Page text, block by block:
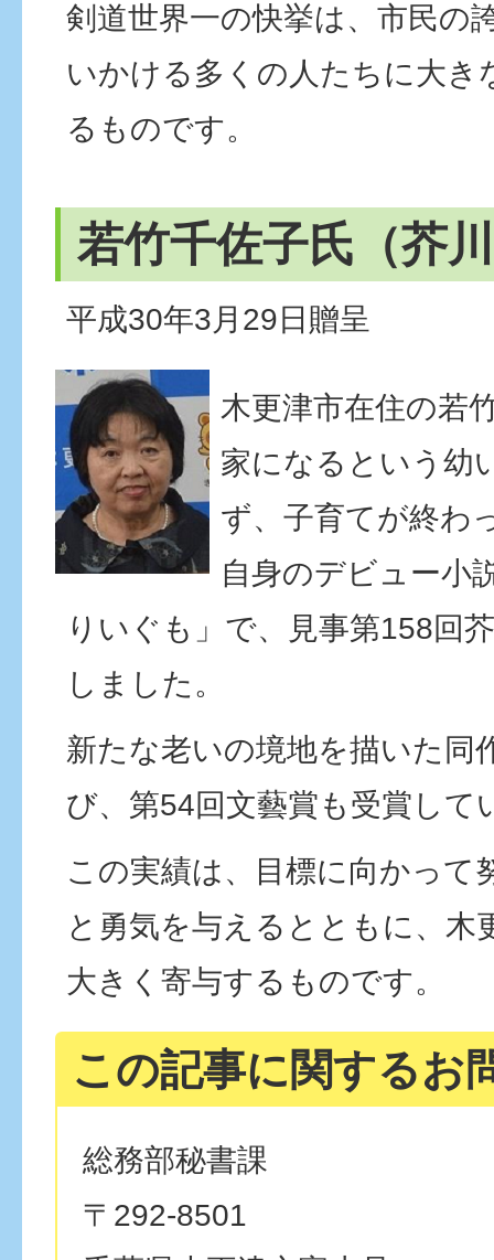
剣道世界一の快挙は、市民の
いかける多くの人たちに大き
るものです。
若竹千佐子氏（芥
平成30年3月29日贈呈
木更津市在住の若
家になるという幼
ず、子育てが終わ
自身のデビュー小
りいぐも」で、見事第158回
しました。
新たな老いの境地を描いた同
び、第54回文藝賞も受賞して
この実績は、目標に向かって
と勇気を与えるとともに、木
大きく寄与するものです。
この記事に関するお
総務部秘書課
〒292-8501